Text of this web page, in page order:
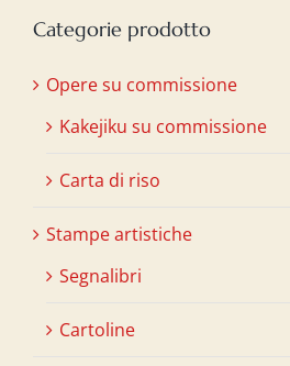
Categorie prodotto
Opere su commissione
Kakejiku su commissione
Carta di riso
Stampe artistiche
Segnalibri
Cartoline